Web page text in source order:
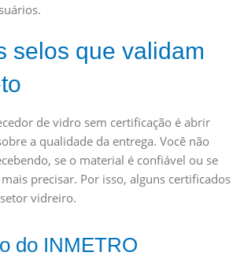
selos que validam
de vidro sem certificação é abrir
a qualidade da entrega. Você não
se o material é confiável ou se
precisar. Por isso, alguns certificados
vidreiro.
do INMETRO